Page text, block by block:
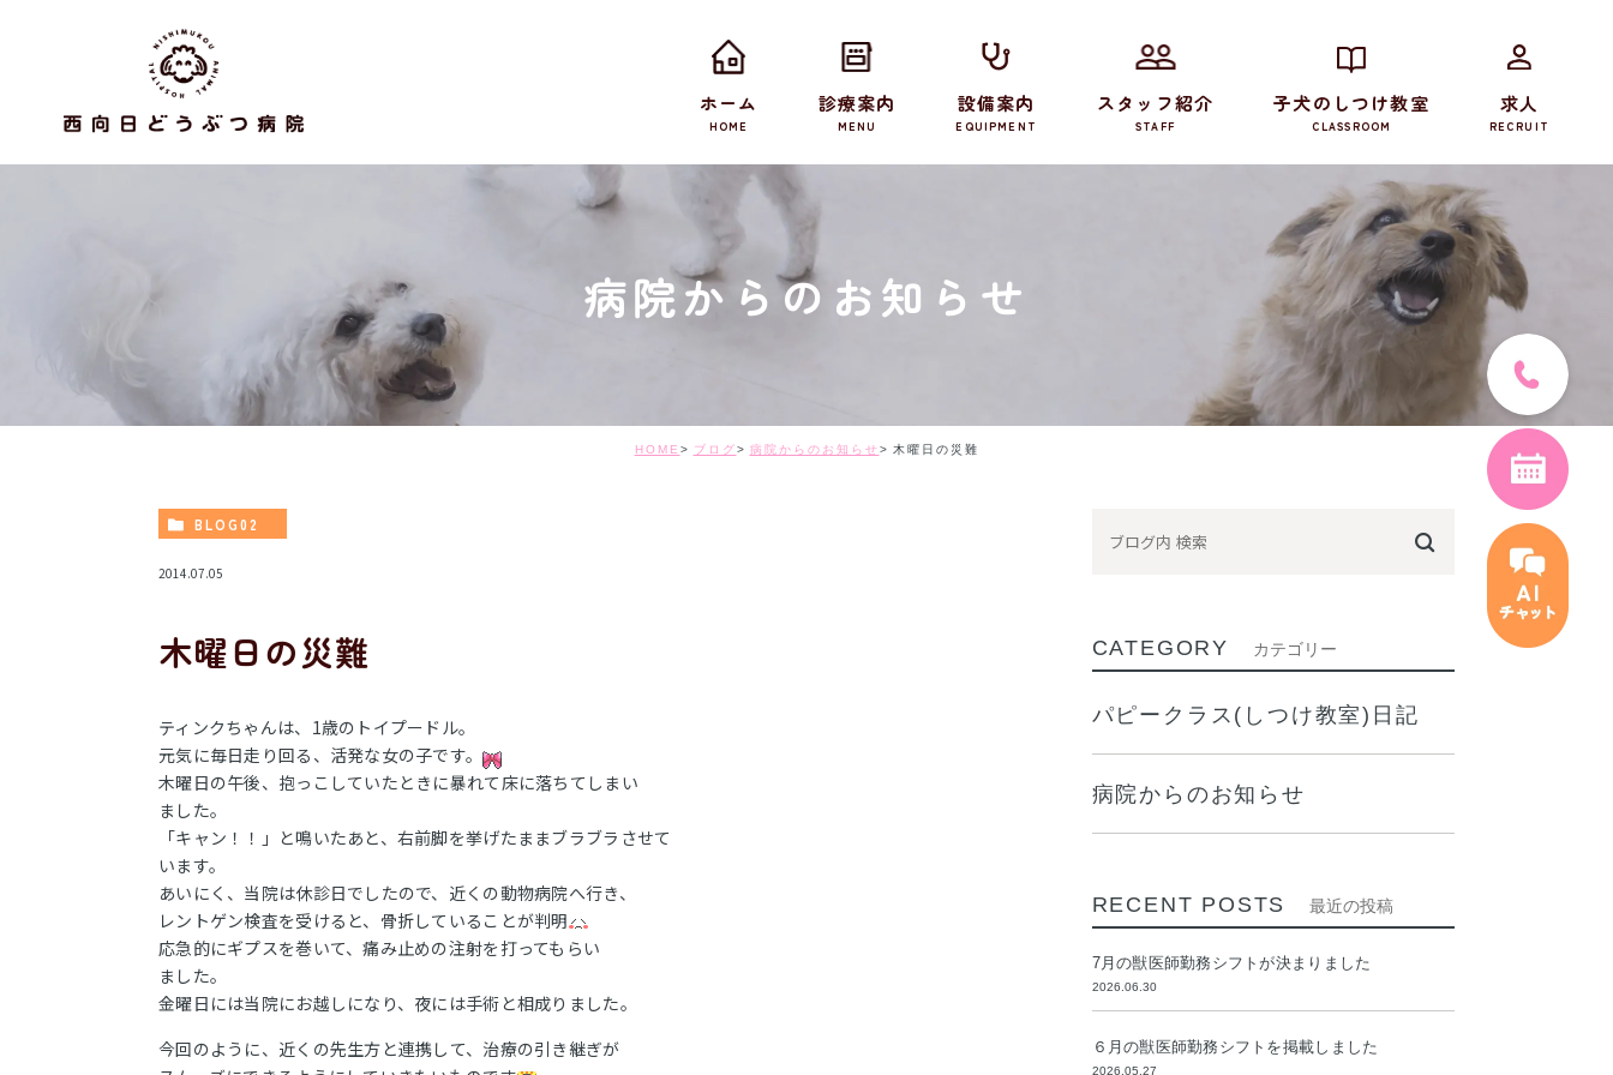
ホーム
HOME
診療案内
MENU
設備案内
EQUIPMENT
スタッフ紹介
STAFF
子犬のしつけ教室
CLASSROOM
求人
RECRUIT
病院からのお知らせ
HOME ブログ 病院からのお知らせ 木曜日の災難
BLOG02
2014.07.05
木曜日の災難
ティンクちゃんは、1歳のトイプードル。
元気に毎日走り回る、活発な女の子です。
木曜日の午後、抱っこしていたときに暴れて床に落ちてしまい
ました。
「キャン！！」と鳴いたあと、右前脚を挙げたままブラブラさせて
います。
あいにく、当院は休診日でしたので、近くの動物病院へ行き、
レントゲン検査を受けると、骨折していることが判明
応急的にギプスを巻いて、痛み止めの注射を打ってもらい
ました。
金曜日には当院にお越しになり、夜には手術と相成りました。
今回のように、近くの先生方と連携して、治療の引き継ぎが
CATEGORY カテゴリー
パピークラス(しつけ教室)日記
病院からのお知らせ
RECENT POSTS 最近の投稿
7月の獣医師勤務シフトが決まりました
2026.06.30
６月の獣医師勤務シフトを掲載しました
2026.05.27